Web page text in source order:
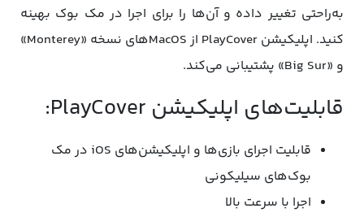
به‌راحتی تغییر داده و آن‌ها را برای اجرا در مک بوک بهینه
کنید. اپلیکیشن PlayCover از MacOSهای نسخه «Monterey»
و «Big Sur» پشتیبانی می‌کند.
قابلیت‌های اپلیکیشن PlayCover:
قابلیت اجرای بازی‌ها و اپلیکیشن‌های iOS در مک
بوک‌های سیلیکونی
اجرا با سرعت بالا